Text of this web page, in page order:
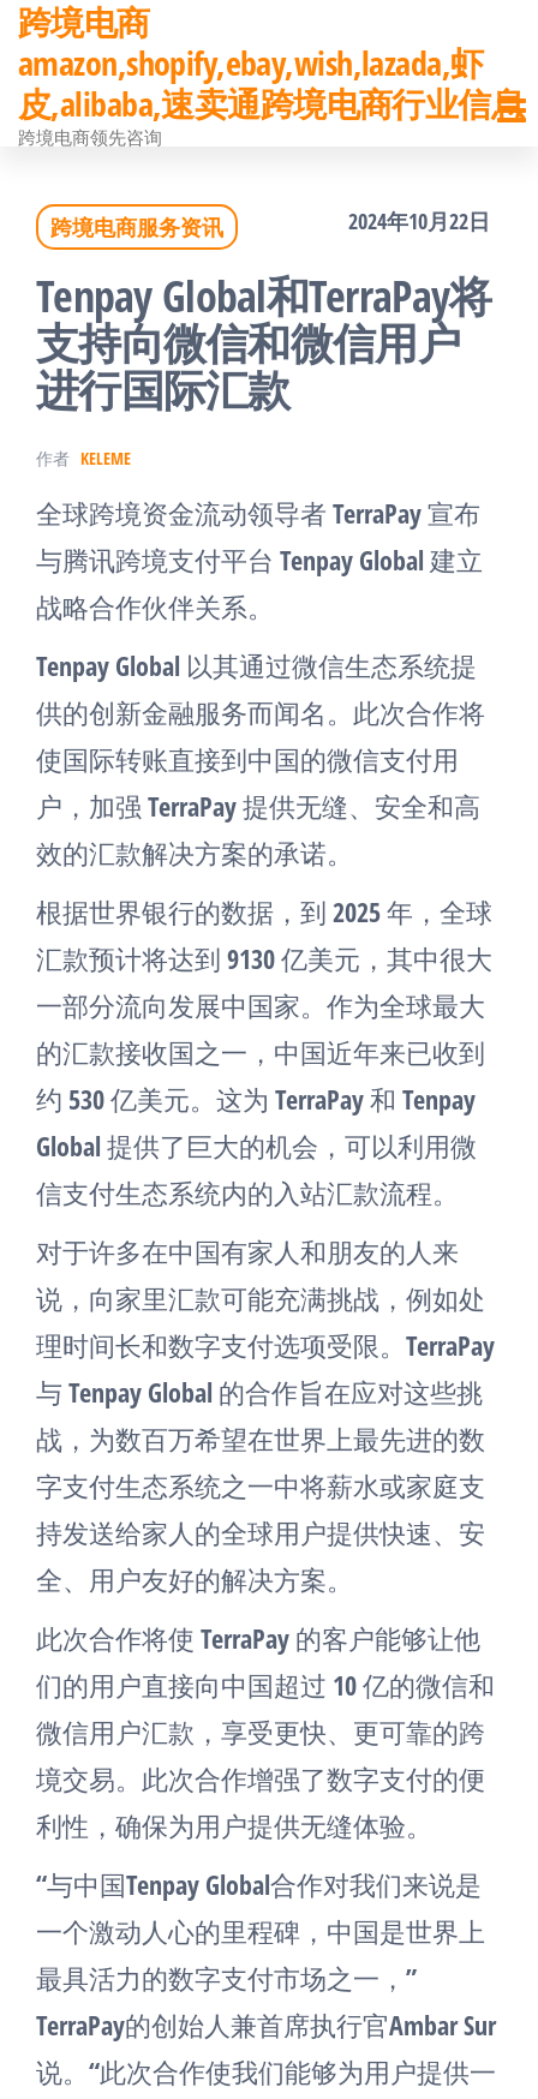
前
往
内
跨境电商
amazon,shopify,ebay,wish,lazada,虾
皮,alibaba,速卖通跨境电商行业信息
跨境电商领先咨询
跨境电商服务资讯 2024年10月22日
Tenpay Global和TerraPay将
支持向微信和微信用户
进行国际汇款
作者 KELEME
全球跨境资金流动领导者 TerraPay 宣布
与腾讯跨境支付平台 Tenpay Global 建立
战略合作伙伴关系。
Tenpay Global 以其通过微信生态系统提
供的创新金融服务而闻名。此次合作将
使国际转账直接到中国的微信支付用
户，加强 TerraPay 提供无缝、安全和高
效的汇款解决方案的承诺。
根据世界银行的数据，到 2025 年，全球
汇款预计将达到 9130 亿美元，其中很大
一部分流向发展中国家。作为全球最大
的汇款接收国之一，中国近年来已收到
约 530 亿美元。这为 TerraPay 和 Tenpay
Global 提供了巨大的机会，可以利用微
信支付生态系统内的入站汇款流程。
对于许多在中国有家人和朋友的人来
说，向家里汇款可能充满挑战，例如处
理时间长和数字支付选项受限。TerraPay
与 Tenpay Global 的合作旨在应对这些挑
战，为数百万希望在世界上最先进的数
字支付生态系统之一中将薪水或家庭支
持发送给家人的全球用户提供快速、安
全、用户友好的解决方案。
此次合作将使 TerraPay 的客户能够让他
们的用户直接向中国超过 10 亿的微信和
微信用户汇款，享受更快、更可靠的跨
境交易。此次合作增强了数字支付的便
利性，确保为用户提供无缝体验。
“与中国Tenpay Global合作对我们来说是
一个激动人心的里程碑，中国是世界上
最具活力的数字支付市场之一，”
TerraPay的创始人兼首席执行官Ambar Sur
说。“此次合作使我们能够为用户提供一